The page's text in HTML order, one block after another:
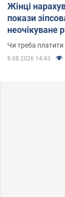
Жінці
покази
неочікуване
Чи треба
8.08.2026 14:43